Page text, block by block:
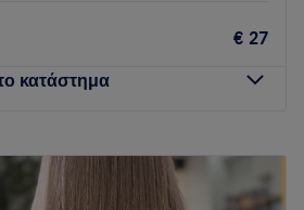
του Noi θα σε βοηθήσουν
θεραπείες που ανταποκρίνονται
σου.
φιλόξενο.
θεραπείες προσώπου και
€ 27
κατάστημα
09:00–
09:00
19:00